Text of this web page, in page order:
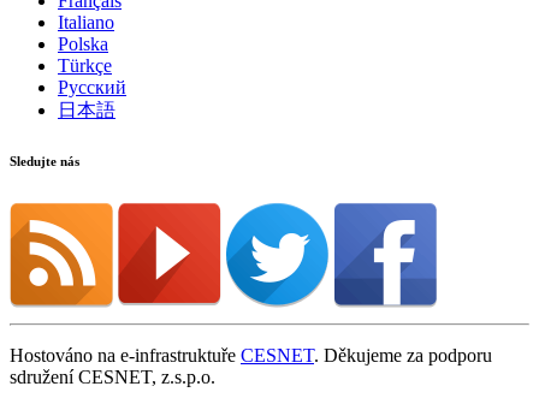
Italiano
Polska
Türkçe
Русский
日本語
Sledujte nás
Hostováno na e-infrastruktuře CESNET. Děkujeme za podporu
sdružení CESNET, z.s.p.o.